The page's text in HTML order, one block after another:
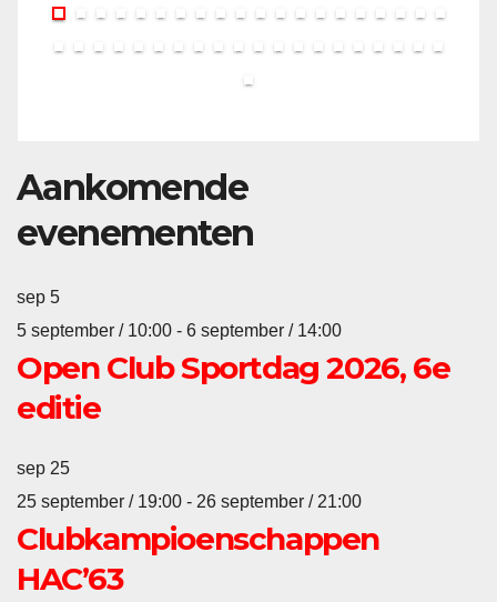
Aankomende
evenementen
sep 5
5 september / 10:00 - 6 september / 14:00
Open Club Sportdag 2026, 6e
editie
sep 25
25 september / 19:00 - 26 september / 21:00
Clubkampioenschappen
HAC’63